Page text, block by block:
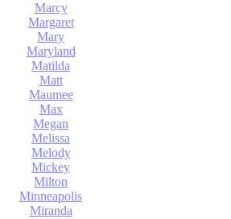
Marcy
Margaret
Mary
Maryland
Matilda
Matt
Maumee
Max
Megan
Melissa
Melody
Mickey
Milton
Minneapolis
Miranda